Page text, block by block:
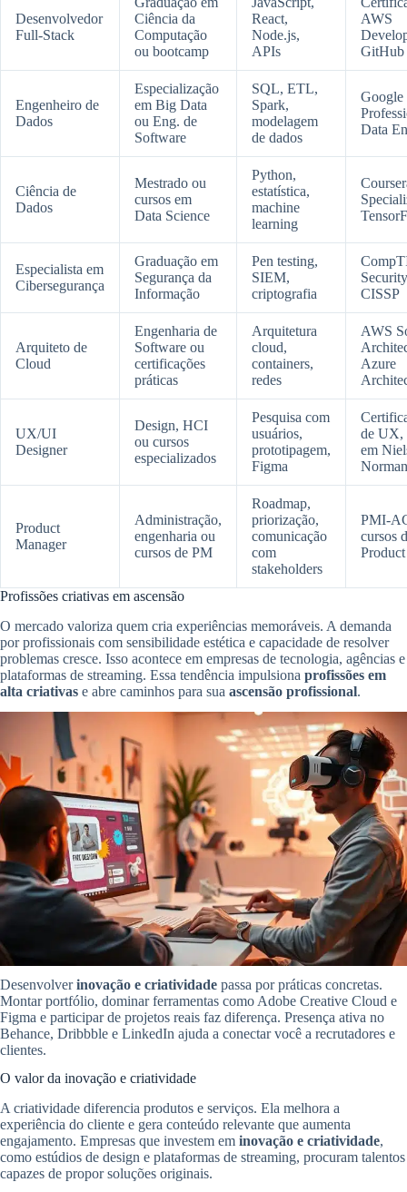
Desenvolvedor
Full-Stack
Ciência da
Computação
ou bootcamp
React,
Node.js,
APIs
AWS
GitHub
Engenheiro de
Dados
Especialização
em Big Data
ou Eng. de
Software
SQL, ETL,
Spark,
modelagem
de dados
Google
Data
Ciência de
Dados
Mestrado ou
cursos em
Data Science
Python,
estatística,
machine
learning
Especialista em
Cibersegurança
Graduação em
Segurança da
Informação
Pen testing,
SIEM,
criptografia
CISSP
Arquiteto de
Cloud
Engenharia de
Software ou
certificações
práticas
Arquitetura
cloud,
containers,
redes
AWS
Azure
UX/UI
Designer
Design, HCI
ou cursos
especializados
Pesquisa com
usuários,
prototipagem,
Figma
de UX,
em
Norman
Product
Manager
Administração,
engenharia ou
cursos de PM
Roadmap,
priorização,
comunicação
com
stakeholders
PMI-
cursos
Profissões criativas em ascensão
O mercado valoriza quem cria experiências memoráveis. A demanda
por profissionais com sensibilidade estética e capacidade de resolver
problemas cresce. Isso acontece em empresas de tecnologia, agências e
plataformas de streaming. Essa tendência impulsiona profissões em
alta criativas e abre caminhos para sua ascensão profissional.
Desenvolverinovação e criatividade passa por práticas concretas.
Montar portfólio, dominar ferramentas como Adobe Creative Cloud e
Figma e participar de projetos reais faz diferença. Presença ativa no
Behance, Dribbble e LinkedIn ajuda a conectar você a recrutadores e
clientes.
O valor da inovação e criatividade
A criatividade diferencia produtos e serviços. Ela melhora a
experiência do cliente e gera conteúdo relevante que aumenta
engajamento. Empresas que investem em inovação e criatividade,
como estúdios de design e plataformas de streaming, procuram talentos
capazes de propor soluções originais.